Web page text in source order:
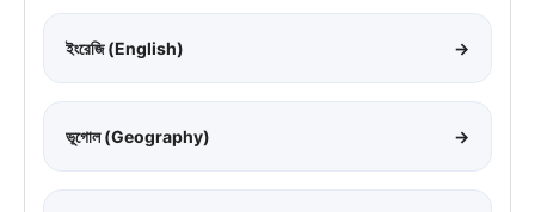
ইংরেজি (English) →
ভূগোল (Geography) →